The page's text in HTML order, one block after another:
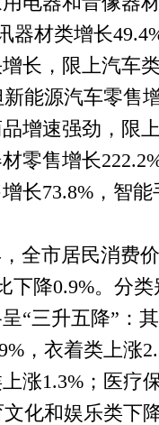
器材类增长
长， 限上汽车
能源汽车零售增
增速强劲， 限
零售增长
长73.8%，智
，全市居民消费
下降0.9%。分
“三升五降”：
，衣着类上涨
涨1.3%；医疗
化和娱乐类下